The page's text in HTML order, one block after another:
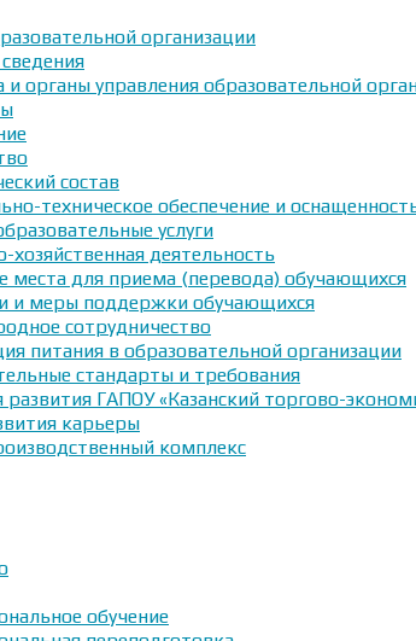
организации
и органы управления образовательной
состав
техническое обеспечение и
услуги
хозяйственная деятельность
места для приема (перевода) обучающихся
и меры поддержки обучающихся
сотрудничество
питания в образовательной организации
стандарты и требования
развития ГАПОУ «Казанский торгово-
карьеры
комплекс
обучение